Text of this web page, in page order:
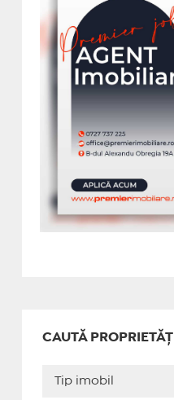
CAUTĂ PROPRIETĂȚI